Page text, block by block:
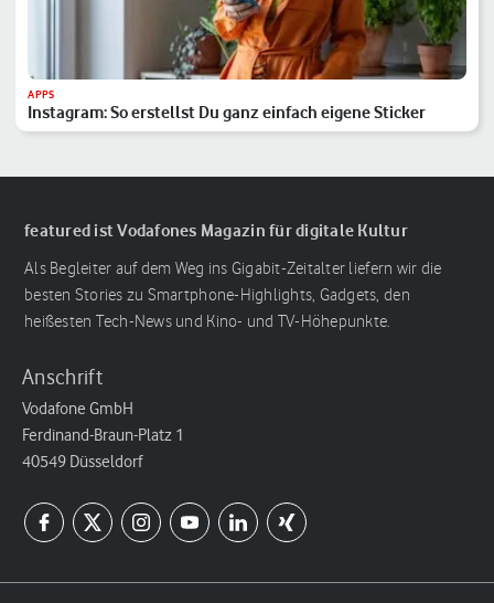
APPS
Instagram: So erstellst Du ganz einfach eigene Sticker
featured ist Vodafones Magazin für digitale Kultur
Als Begleiter auf dem Weg ins Gigabit-Zeitalter liefern wir die
besten Stories zu Smartphone-Highlights, Gadgets, den
heißesten Tech-News und Kino- und TV-Höhepunkte.
Anschrift
Vodafone GmbH
Ferdinand-Braun-Platz 1
40549 Düsseldorf